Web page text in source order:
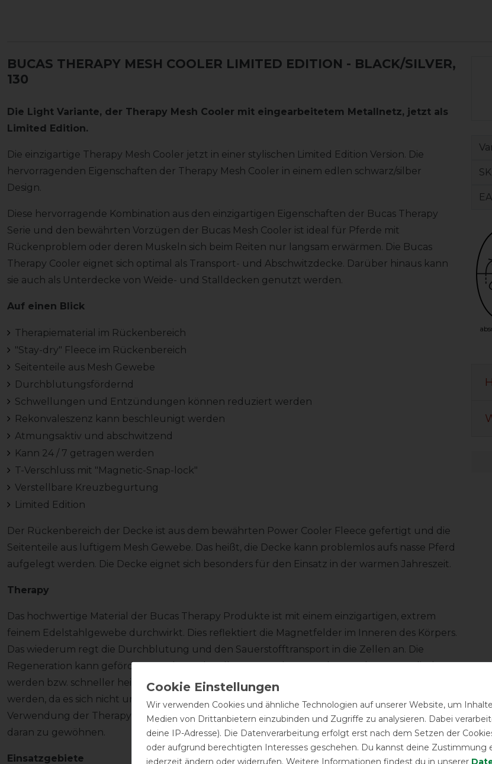
BUCAS THERAPY MESH COOLER LIMITED EDITION - BLACK/SILVER,
130
Die Light Variante, der Therapy Mesh Cooler mit eingearbeitetem Metallnetz, jetzt als
Limited Edition.
Die einzigartige Therapy Mesh Cooler jetzt in einer stylischen Limited Edition Version. Die
hervorragenden Eigenschaften der Therapy Mesh Cooler in einem edlen schwarz/silber
Design.
Diese hervorragende Kombination aus den einzigartigen Eigenschaften der Bucas Therapy
Serie und den bewährten Vorzügen der Bucas Mesh Cooler ist ideal für Pferde mit
Rückenproblem oder deren Muskeln sich beim Reiten nur langsam erwärmen. Die Bucas
Therapy Cooler eignet sich optimal als Transport- und Abschwitzdecke. Darüber hinaus kann
sie auch als Unterdecke von Weide- und Stalldecken genutzt werden.
Auf einen Blick
Therapiematerial im Rückenbereich
"Stay-dry" Fleece im Rückenbereich
Seitenteile aus Mesh Gewebe
Durchblutungsfördernd
Schwellungen und Entzündungen können reduziert werden
Rekonvaleszenz kann beschleunigt werden
Atmungsaktiv und abschwitzend
Kann 24 / 7 getragen werden
T-Verschluss mit "Magnetic-Snap-lock"
Verstellbare Kreuzbegurtung
Limited Edition
Der Rückenbereich der Decke ist aus dem bewährten Power Cooler Fleece gefertigt und die
Seitenteile aus luftigem Mesh Gewebe. Das heißt, die Decke kann problemlos aufs nasse Pferd
aufgelegt werden. Die Decke eignet sich besonders für den Einsatz in der warmen Jahreszeit.
Therapy
Das hochwertige Material der Bucas Therapy Produkte ist mit einem einzigartigen, extrem
feinem Edelstahlgewebe durchwirkt. Dies reflektiert die Magnetfelder im Inneren des Körpers.
Das wiederum regt die Durchblutung und den Sauerstofftransport in die Zellen an. Die
Regeneration kann gefördert werden. Schwellungen und Entzündungen können gelindert
werden bzw. schneller heilen. Die Produkte können, falls erforderlich dauerhaft angewandt
werden, da es sich nicht um magnetische Produkte handelt. Wir empfehlen jedoch, die
Verwendung der Therapy Produkte in der ersten Zeit zu überwachen und das Tier langsam
daran zu gewöhnen.
Einsatzgebiete
Wir verwenden Cookies und ähnliche Technologien auf unserer Website, um
Medien von Drittanbietern einzubinden und Zugriffe zu analysieren. Dabei
deine IP-Adresse). Die Datenverarbeitung erfolgt erst nach dem Setzen der
oder aufgrund berechtigten Interesses geschehen. Du kannst deine Zustimmung
jederzeit ändern oder widerrufen. Weitere Informationen findest du in unserer